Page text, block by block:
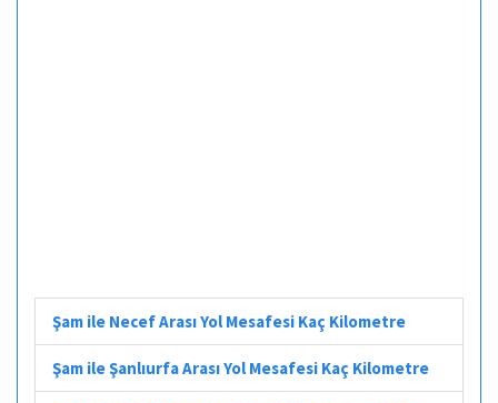
Şam ile Necef Arası Yol Mesafesi Kaç Kilometre
Şam ile Şanlıurfa Arası Yol Mesafesi Kaç Kilometre